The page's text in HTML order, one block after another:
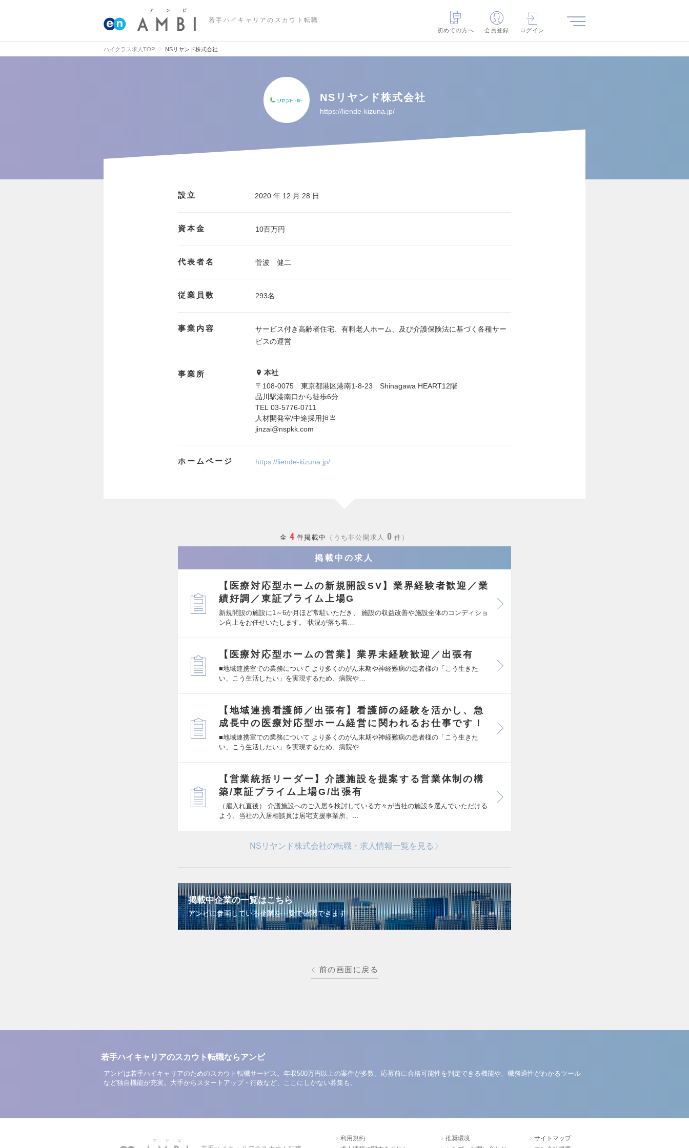
若手ハイキャリアのスカウト転職
初めての方へ
会員登録 ログイン
ハイクラス求人TOP NSリヤンド株式会社
NSリヤンド株式会社
https://liende-kizuna.jp/
設立 2020 年 12 月 28 日
資本金 10百万円
代表者名 菅波 健二
従業員数 293名
事業内容
サービス付き高齢者住宅、有料老人ホーム、及び介護保険法に基づく各種サー
ビスの運営
事業所
本社
〒108-0075 東京都港区港南1-8-23 Shinagawa HEART12階
品川駅港南口から徒歩6分
TEL 03-5776-0711
人材開発室/中途採用担当
jinzai@nspkk.com
ホームページ https://liende-kizuna.jp/
全 4 件掲載中 うち非公開求人 0 件
掲載中の求人
【医療対応型ホームの新規開設SV】業界経験者歓迎／業
績好調／東証プライム上場G
新規開設の施設に1～6か月ほど常駐いただき、 施設の収益改善や施設全体のコンディショ
ン向上をお任せいたします。 状況が落ち着…
【医療対応型ホームの営業】業界未経験歓迎／出張有
■地域連携室での業務について より多くのがん末期や神経難病の患者様の「こう生きた
い、こう生活したい」を実現するため、病院や…
【地域連携看護師／出張有】看護師の経験を活かし、急
成長中の医療対応型ホーム経営に関われるお仕事です！
■地域連携室での業務について より多くのがん末期や神経難病の患者様の「こう生きた
い、こう生活したい」を実現するため、病院や…
【営業統括リーダー】介護施設を提案する営業体制の構
築/東証プライム上場G/出張有
（雇入れ直後） 介護施設へのご入居を検討している方々が当社の施設を選んでいただける
よう、当社の入居相談員は居宅支援事業所、…
NSリヤンド株式会社の転職・求人情報一覧を見る
掲載中企業の一覧はこちら
アンビに参画している企業を一覧で確認できます
前の画面に戻る
若手ハイキャリアのスカウト転職ならアンビ
アンビは若手ハイキャリアのためのスカウト転職サービス。年収500万円以上の案件が多数。応募前に合格可能性を判定できる機能や、職務適性がわかるツール
など独自機能が充実。大手からスタートアップ・行政など、ここにしかない募集も。
利用規約
推奨環境
サイトマップ